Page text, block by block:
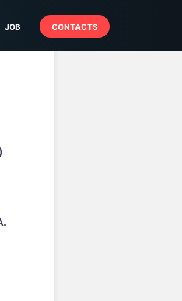
JOB CONTACTS